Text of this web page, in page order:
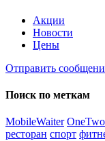
Акции
Новости
Цены
Отправить
Поиск по меткам
MobileWaiter
ресторан спорт